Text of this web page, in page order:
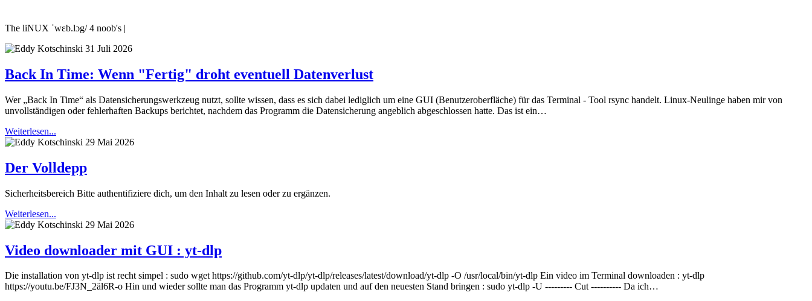
The liNUX ˈwɛb.lɔg/ 4 noob's |
31 Juli 2026
Back In Time: Wenn "Fertig" droht eventuell Datenverlust
Wer „Back In Time“ als Datensicherungswerkzeug nutzt, sollte wissen, dass es sich dabei lediglich um eine GUI (Benutzeroberfläche) für das Terminal - Tool rsync handelt. Linux-Neulinge haben mir von
unvollständigen oder fehlerhaften Backups berichtet, nachdem das Programm die Datensicherung angeblich abgeschlossen hatte. Das ist ein…
Weiterlesen...
29 Mai 2026
Der Volldepp
Sicherheitsbereich Bitte authentifiziere dich, um den Inhalt zu lesen oder zu ergänzen.
Weiterlesen...
29 Mai 2026
Video downloader mit GUI : yt-dlp
Die installation von yt-dlp ist recht simpel : sudo wget https://github.com/yt-dlp/yt-dlp/releases/latest/download/yt-dlp -O /usr/local/bin/yt-dlp Ein video im Terminal downloaden : yt-dlp
https://youtu.be/FJ3N_2äl6R-o Hin und wieder sollte man das Programm yt-dlp updaten und auf den neuesten Stand bringen : sudo yt-dlp -U --------- Cut ---------- Da ich…